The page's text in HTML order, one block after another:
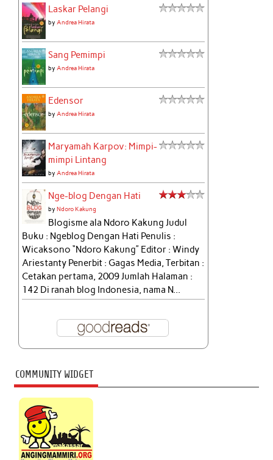
Laskar Pelangi
byAndrea Hirata
Sang Pemimpi
byAndrea Hirata
Edensor
byAndrea Hirata
Maryamah Karpov: Mimpi-
mimpi Lintang
byAndrea Hirata
Nge-blog Dengan Hati
byNdoro Kakung
Blogisme ala Ndoro Kakung Judul
Buku : Ngeblog Dengan Hati Penulis :
Wicaksono “Ndoro Kakung” Editor : Windy
Ariestanty Penerbit : Gagas Media, Terbitan :
Cetakan pertama, 2009 Jumlah Halaman :
142 Di ranah blog Indonesia, nama N...
COMMUNITY WIDGET